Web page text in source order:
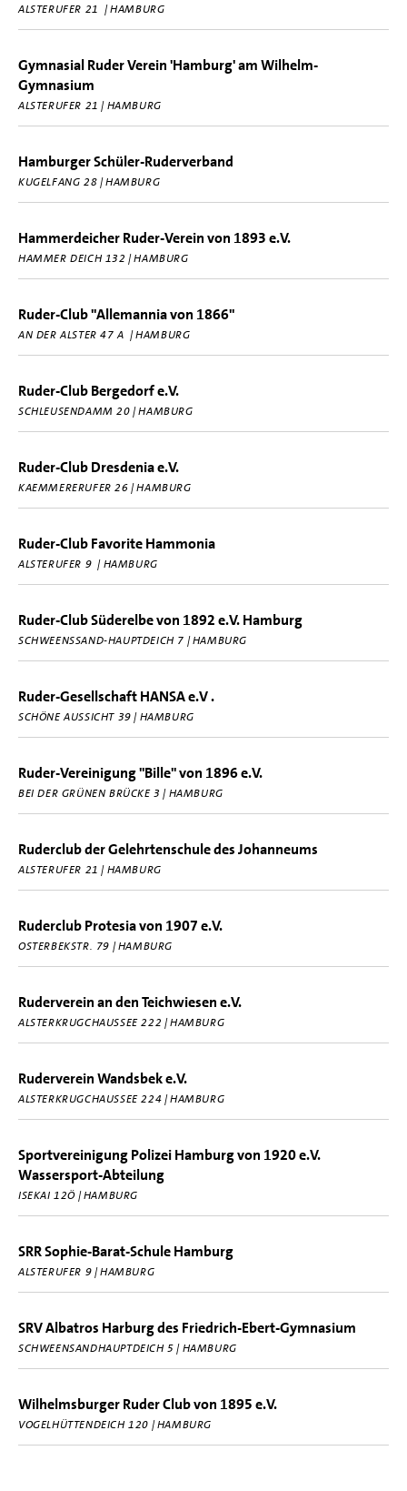
ALSTERUFER 21 | HAMBURG
Gymnasial Ruder Verein 'Hamburg' am Wilhelm-
Gymnasium
ALSTERUFER 21 | HAMBURG
Hamburger Schüler-Ruderverband
KUGELFANG 28 | HAMBURG
Hammerdeicher Ruder-Verein von 1893 e.V.
HAMMER DEICH 132 | HAMBURG
Ruder-Club "Allemannia von 1866"
AN DER ALSTER 47 A | HAMBURG
Ruder-Club Bergedorf e.V.
SCHLEUSENDAMM 20 | HAMBURG
Ruder-Club Dresdenia e.V.
KAEMMERERUFER 26 | HAMBURG
Ruder-Club Favorite Hammonia
ALSTERUFER 9 | HAMBURG
Ruder-Club Süderelbe von 1892 e.V. Hamburg
SCHWEENSSAND-HAUPTDEICH 7 | HAMBURG
Ruder-Gesellschaft HANSA e.V .
SCHÖNE AUSSICHT 39 | HAMBURG
Ruder-Vereinigung "Bille" von 1896 e.V.
BEI DER GRÜNEN BRÜCKE 3 | HAMBURG
Ruderclub der Gelehrtenschule des Johanneums
ALSTERUFER 21 | HAMBURG
Ruderclub Protesia von 1907 e.V.
OSTERBEKSTR. 79 | HAMBURG
Ruderverein an den Teichwiesen e.V.
ALSTERKRUGCHAUSSEE 222 | HAMBURG
Ruderverein Wandsbek e.V.
ALSTERKRUGCHAUSSEE 224 | HAMBURG
Sportvereinigung Polizei Hamburg von 1920 e.V.
Wassersport-Abteilung
ISEKAI 12Ö | HAMBURG
SRR Sophie-Barat-Schule Hamburg
ALSTERUFER 9 | HAMBURG
SRV Albatros Harburg des Friedrich-Ebert-Gymnasium
SCHWEENSANDHAUPTDEICH 5 | HAMBURG
Wilhelmsburger Ruder Club von 1895 e.V.
VOGELHÜTTENDEICH 120 | HAMBURG